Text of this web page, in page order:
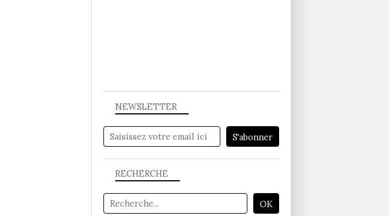
NEWSLETTER
RECHERCHE